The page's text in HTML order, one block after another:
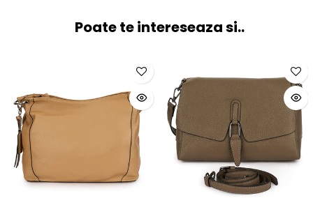
Poate te intereseaza si..